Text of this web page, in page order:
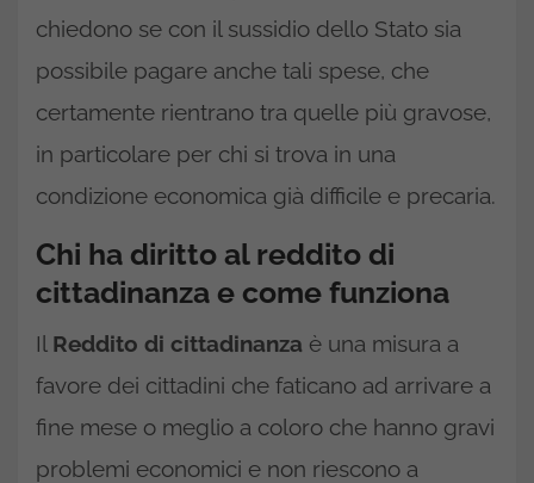
chiedono se con il sussidio dello Stato sia
possibile pagare anche tali spese, che
certamente rientrano tra quelle più gravose,
in particolare per chi si trova in una
condizione economica già difficile e precaria.
Chi ha diritto al reddito di
cittadinanza e come funziona
Il Reddito di cittadinanza è una misura a
favore dei cittadini che faticano ad arrivare a
fine mese o meglio a coloro che hanno gravi
problemi economici e non riescono a